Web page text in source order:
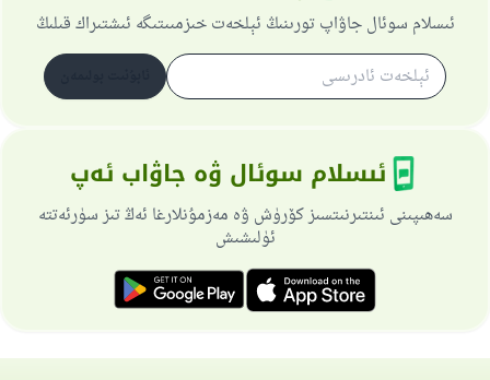
ئىسلام سوئال جاۋاپ تورىنىڭ ئېلخەت خىزمىىتىگە ئىشتىراك قىلىڭ
ئىسلام سوئال ۋە جاۋاب ئەپ
سەھىپىنى ئىنتىرنىتسىز كۆرۈش ۋە مەزمۇنلارغا ئەڭ تىز سۈرئەتتە
ئۈلىشىش